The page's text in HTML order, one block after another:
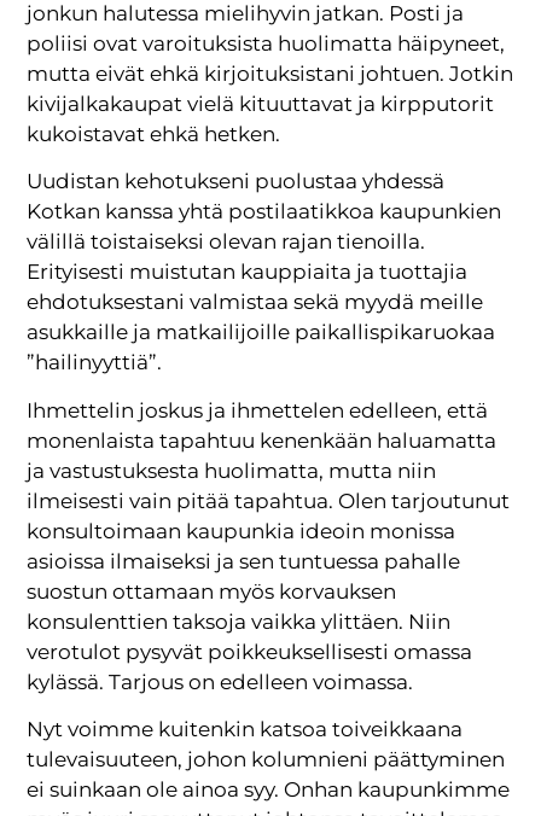
jonkun halutessa mielihyvin jatkan. Posti ja
poliisi ovat varoituksista huolimatta häipyneet,
mutta eivät ehkä kirjoituksistani johtuen. Jotkin
kivijalkakaupat vielä kituuttavat ja kirpputorit
kukoistavat ehkä hetken.
Uudistan kehotukseni puolustaa yhdessä
Kotkan kanssa yhtä postilaatikkoa kaupunkien
välillä toistaiseksi olevan rajan tienoilla.
Erityisesti muistutan kauppiaita ja tuottajia
ehdotuksestani valmistaa sekä myydä meille
asukkaille ja matkailijoille paikallispikaruokaa
”hailinyyttiä”.
Ihmettelin joskus ja ihmettelen edelleen, että
monenlaista tapahtuu kenenkään haluamatta
ja vastustuksesta huolimatta, mutta niin
ilmeisesti vain pitää tapahtua. Olen tarjoutunut
konsultoimaan kaupunkia ideoin monissa
asioissa ilmaiseksi ja sen tuntuessa pahalle
suostun ottamaan myös korvauksen
konsulenttien taksoja vaikka ylittäen. Niin
verotulot pysyvät poikkeuksellisesti omassa
kylässä. Tarjous on edelleen voimassa.
Nyt voimme kuitenkin katsoa toiveikkaana
tulevaisuuteen, johon kolumnieni päättyminen
ei suinkaan ole ainoa syy. Onhan kaupunkimme